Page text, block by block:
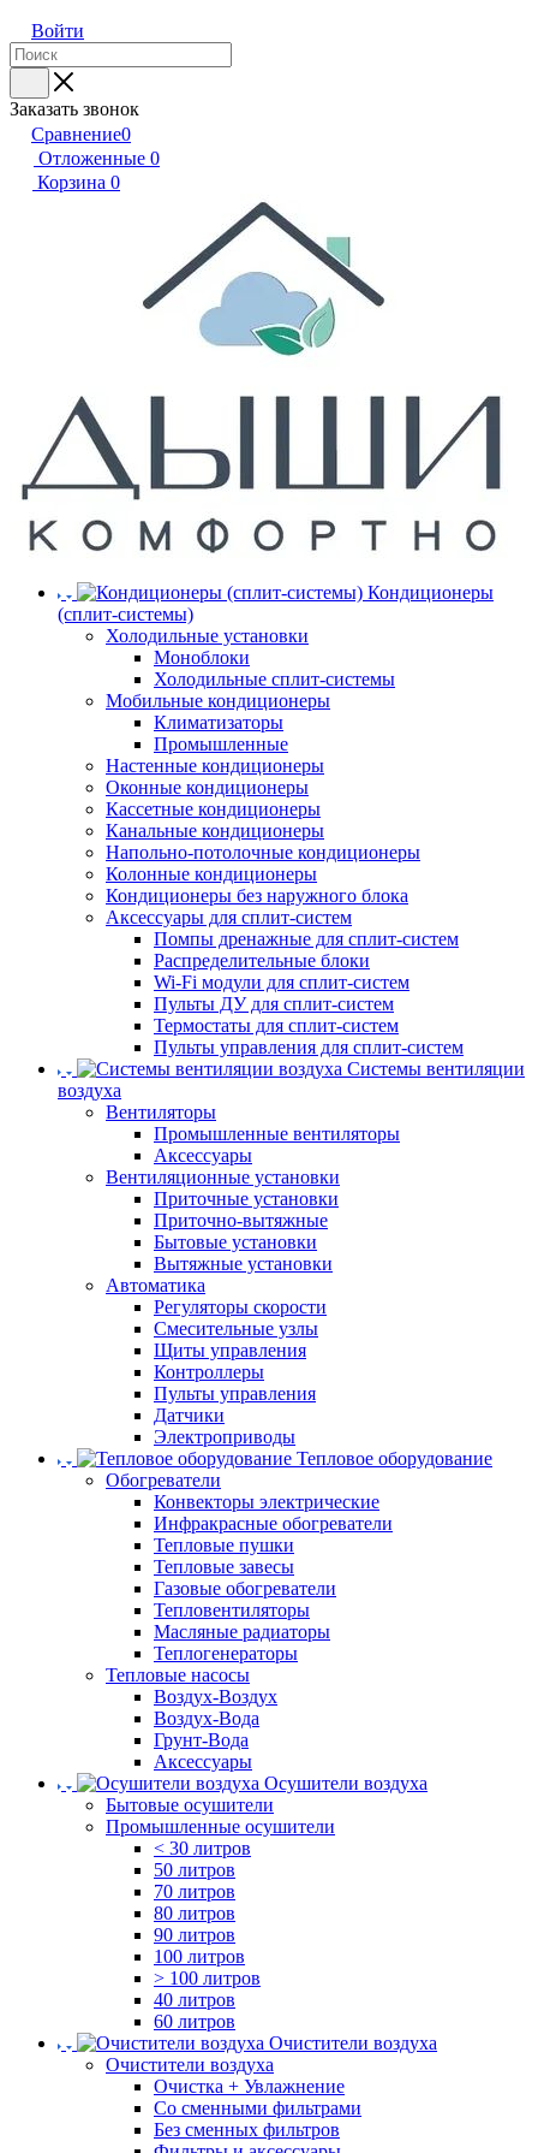
Войти
Заказать звонок
Сравнение0
Отложенные 0
Корзина 0
Кондиционеры
(сплит-системы)
Холодильные установки
Моноблоки
Холодильные сплит-системы
Мобильные кондиционеры
Климатизаторы
Промышленные
Настенные кондиционеры
Оконные кондиционеры
Кассетные кондиционеры
Канальные кондиционеры
Напольно-потолочные кондиционеры
Колонные кондиционеры
Кондиционеры без наружного блока
Аксессуары для сплит-систем
Помпы дренажные для сплит-систем
Распределительные блоки
Wi-Fi модули для сплит-систем
Пульты ДУ для сплит-систем
Термостаты для сплит-систем
Пульты управления для сплит-систем
Системы вентиляции
воздуха
Вентиляторы
Промышленные вентиляторы
Аксессуары
Вентиляционные установки
Приточные установки
Приточно-вытяжные
Бытовые установки
Вытяжные установки
Автоматика
Регуляторы скорости
Смесительные узлы
Щиты управления
Контроллеры
Пульты управления
Датчики
Электроприводы
Тепловое оборудование
Обогреватели
Конвекторы электрические
Инфракрасные обогреватели
Тепловые пушки
Тепловые завесы
Газовые обогреватели
Тепловентиляторы
Масляные радиаторы
Теплогенераторы
Тепловые насосы
Воздух-Воздух
Воздух-Вода
Грунт-Вода
Аксессуары
Осушители воздуха
Бытовые осушители
Промышленные осушители
< 30 литров
50 литров
70 литров
80 литров
90 литров
100 литров
> 100 литров
40 литров
60 литров
Очистители воздуха
Очистители воздуха
Очистка + Увлажнение
Cо сменными фильтрами
Без сменных фильтров